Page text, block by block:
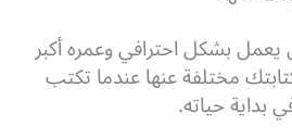
بشكل احترافي وعمره أكبر
كتابتك مختلفة عنها عندما تكتب